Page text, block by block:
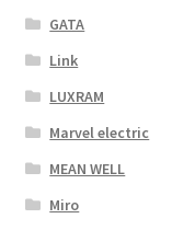
GATA
Link
LUXRAM
Marvel electric
MEAN WELL
Miro